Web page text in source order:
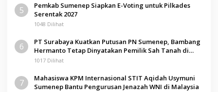
5
Pemkab Sumenep Siapkan E-Voting untuk Pilkades
Serentak 2027
1048 Dilihat
6
PT Surabaya Kuatkan Putusan PN Sumenep, Bambang
Hermanto Tetap Dinyatakan Pemilik Sah Tanah di
Pamolokan
1017 Dilihat
7
Mahasiswa KPM Internasional STIT Aqidah Usymuni
Sumenep Bantu Pengurusan Jenazah WNI di Malaysia